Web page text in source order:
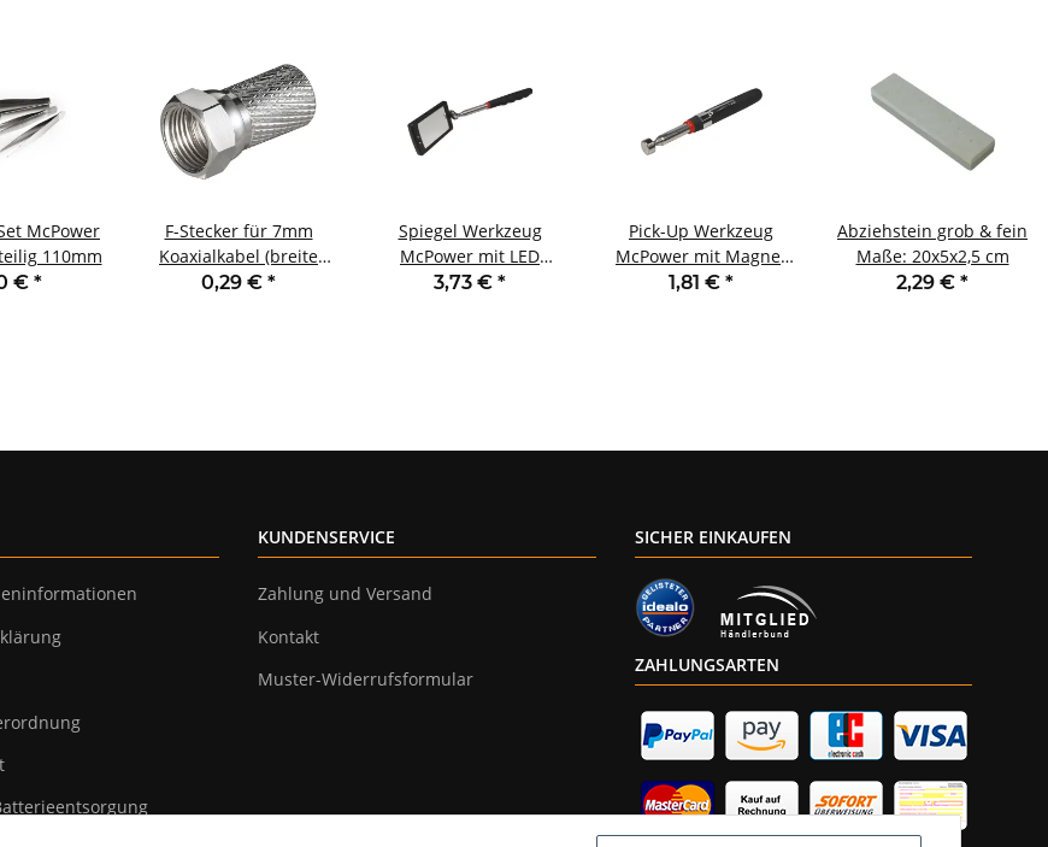
McPower
110mm
€ *
F-Stecker für 7mm
Koaxialkabel (breite
Mutter/leichte
0,29 € *
Spiegel Werkzeug
McPower mit LED
Teleskop 28-80cm
3,73 € *
Pick-Up Werkzeug
McPower mit Magnet
Teleskop 15-55cm
1,81 € *
Abziehstein grob & fein
Maße: 20x5x2,5 cm
2,29 € *
KUNDENSERVICE
Zahlung und Versand
Kontakt
Muster-Widerrufsformular
SICHER EINKAUFEN
ZAHLUNGSARTEN